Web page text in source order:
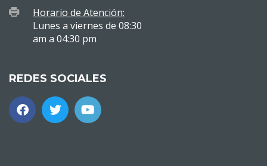
Horario de Atención:
Lunes a viernes de 08:30
am a 04:30 pm
REDES SOCIALES